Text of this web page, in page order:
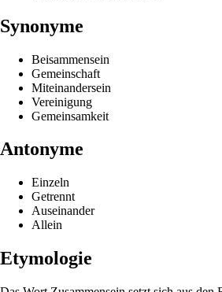
Synonyme
Beisammensein
Gemeinschaft
Miteinandersein
Vereinigung
Gemeinsamkeit
Antonyme
Einzeln
Getrennt
Auseinander
Allein
Etymologie